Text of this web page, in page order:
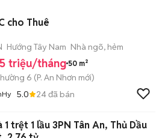
cho Thuê
Hướng Tây Nam Nhà ngõ, hẻm
triệu/tháng 50 m²
6 (P. An Nhơn mới)
5.0 24đã bán
1 trệt 1 lầu 3PN Tân An, Thủ Dầu